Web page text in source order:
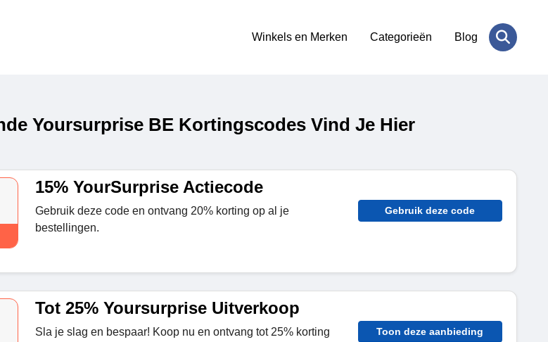
Winkels en Merken Categorieën Blog
Yoursurprise BE Kortingscodes Vind Je Hier
15% YourSurprise Actiecode
Gebruik deze code en ontvang 20% korting op al je
bestellingen.
Gebruik deze code
Tot 25% Yoursurprise Uitverkoop
Sla je slag en bespaar! Koop nu en ontvang tot 25% korting
Toon deze aanbieding